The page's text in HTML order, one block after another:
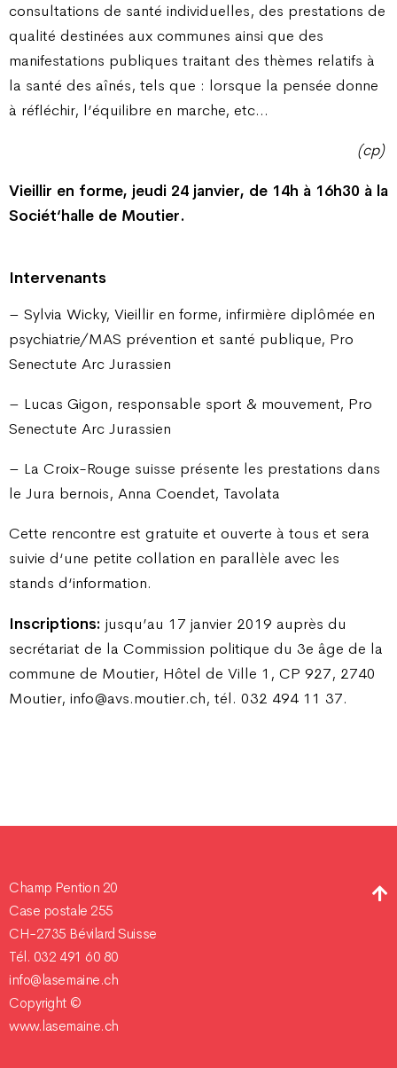
consultations de santé individuelles, des prestations de
qualité destinées aux communes ainsi que des
manifestations publiques traitant des thèmes relatifs à
la santé des aînés, tels que : lorsque la pensée donne
à réfléchir, l’équilibre en marche, etc…
(cp)
Vieillir en forme, jeudi 24 janvier, de 14h à 16h30 à la
Sociét‘halle de Moutier.
Intervenants
– Sylvia Wicky, Vieillir en forme, infirmière diplômée en
psychiatrie/MAS prévention et santé publique, Pro
Senectute Arc Jurassien
– Lucas Gigon, responsable sport & mouvement, Pro
Senectute Arc Jurassien
– La Croix-Rouge suisse présente les prestations dans
le Jura bernois, Anna Coendet, Tavolata
Cette rencontre est gratuite et ouverte à tous et sera
suivie d‘une petite collation en parallèle avec les
stands d‘information.
Inscriptions: jusqu’au 17 janvier 2019 auprès du
secrétariat de la Commission politique du 3e âge de la
commune de Moutier, Hôtel de Ville 1, CP 927, 2740
Moutier, info@avs.moutier.ch, tél. 032 494 11 37.
Champ Pention 20
Case postale 255
CH-2735 Bévilard Suisse
Tél. 032 491 60 80
info@lasemaine.ch
Copyright ©
www.lasemaine.ch